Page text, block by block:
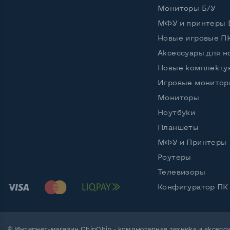
DDR4
8 GB
SSD
SSD
Тип видеокарты
Мониторы Б/У
МФУ и принтеры
Новые игровые
Аксессуары для
Новые
Игровые
Мониторы
Ноутбуки
Планшеты
МФУ и Принтеры
Роутеры
Телевизоры
Конфигуратор ПК
© Интернет-магазин ChipChip - компьютерная техника и